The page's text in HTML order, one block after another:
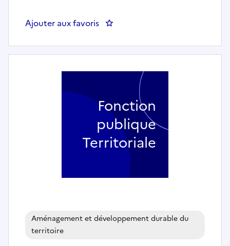
Ajouter aux favoris : Directeur(trice) de l'EPIC
Aménagement et développement durable du
territoire
Fonction
publique
Territoriale